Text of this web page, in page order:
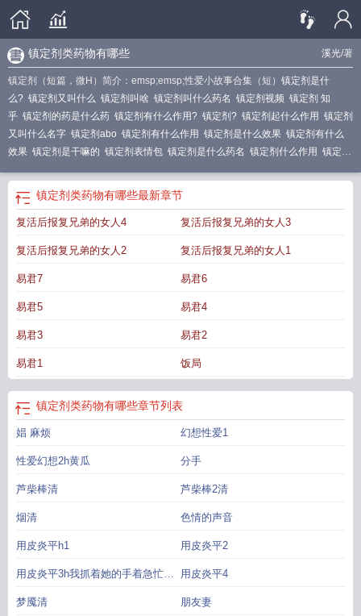
溪光/著
镇定剂类药物有哪些
镇定剂（短篇，微H）简介：emsp;emsp;性爱小故事合集（短） 镇定剂是什
么? 镇定剂又叫什么 镇定剂叫啥 镇定剂叫什么药名 镇定剂视频 镇定剂 知
乎 镇定剂的药是什么药 镇定剂有什么作用? 镇定剂? 镇定剂起什么作用 镇定剂
又叫什么名字 镇定剂abo 镇定剂有什么作用 镇定剂是什么效果 镇定剂有什么
效果 镇定剂是干嘛的 镇定剂表情包 镇定剂是什么药名 镇定剂什么作用 镇定剂
镇定剂都有哪些药 镇定剂的功效 镇定剂
定剂百度百科
啥的镇定剂是什么意思?镇定剂有什么用途镇定剂的用法镇定剂是什么东
镇定剂类药物有哪些最新章节
复活后报复兄弟的女人4 复活后报复兄弟的女人3
复活后报复兄弟的女人2 复活后报复兄弟的女人1
易君7 易君6
易君5 易君4
易君3 易君2
易君1 饭局
镇定剂类药物有哪些章节列表
娼 麻烦 幻想性爱1
性爱幻想2h黄瓜 分手
芦柴棒清 芦柴棒2清
烟清 色情的声音
用皮炎平h1 用皮炎平2
用皮炎平3h我抓着她的手着急忙慌
拉开裤
用皮炎平4
梦魇清 朋友妻